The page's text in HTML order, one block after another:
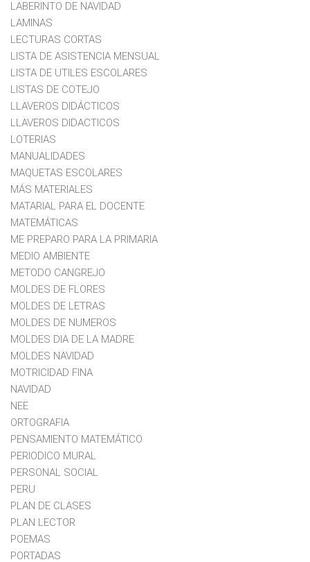
LABERINTO DE NAVIDAD
LAMINAS
LECTURAS CORTAS
LISTA DE ASISTENCIA MENSUAL
LISTA DE UTILES ESCOLARES
LISTAS DE COTEJO
LLAVEROS DIDÁCTICOS
LLAVEROS DIDACTICOS
LOTERIAS
MANUALIDADES
MAQUETAS ESCOLARES
MÁS MATERIALES
MATARIAL PARA EL DOCENTE
MATEMÁTICAS
ME PREPARO PARA LA PRIMARIA
MEDIO AMBIENTE
METODO CANGREJO
MOLDES DE FLORES
MOLDES DE LETRAS
MOLDES DE NUMEROS
MOLDES DIA DE LA MADRE
MOLDES NAVIDAD
MOTRICIDAD FINA
NAVIDAD
NEE
ORTOGRAFIA
PENSAMIENTO MATEMÁTICO
PERIODICO MURAL
PERSONAL SOCIAL
PERU
PLAN DE CLASES
PLAN LECTOR
POEMAS
PORTADAS